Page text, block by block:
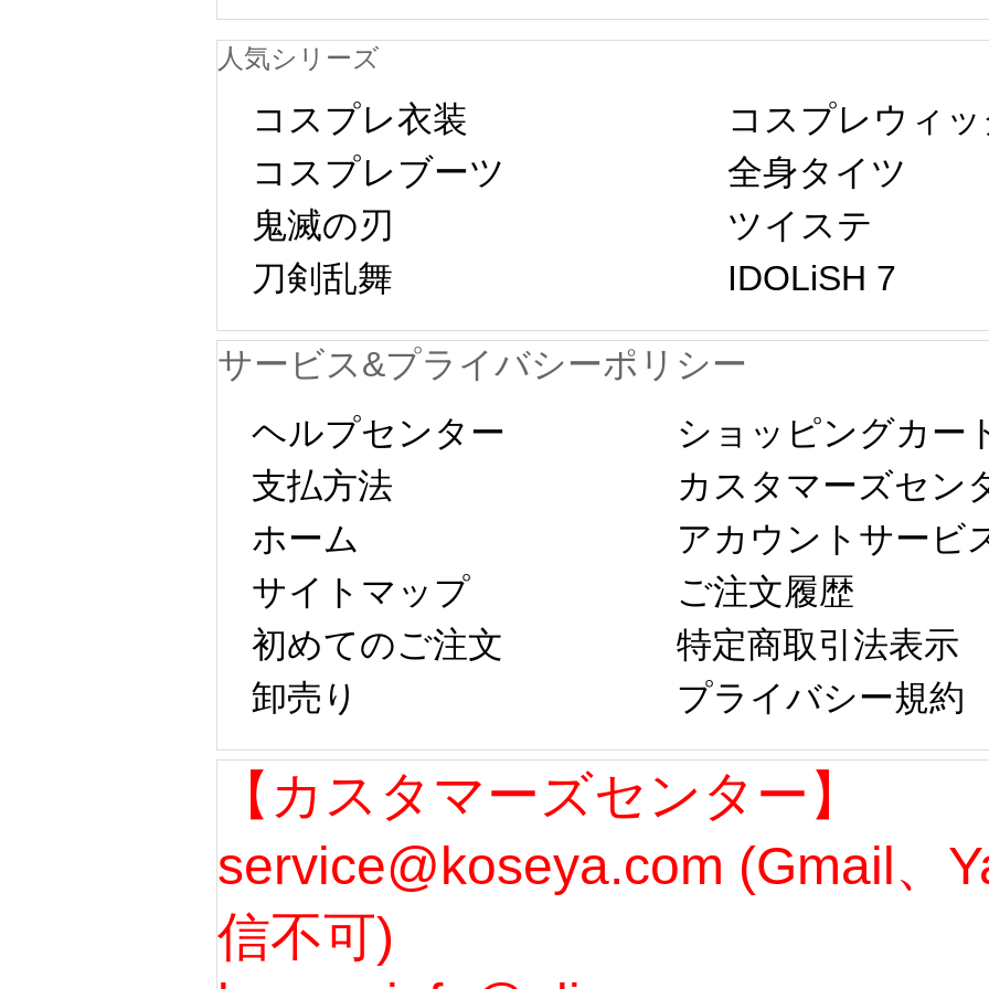
人気シリーズ
コスプレ衣装
コスプレウィ
コスプレブーツ
全身タイツ
鬼滅の刃
ツイステ
刀剣乱舞
IDOLiSH 7
サービス&プライバシーポリシー
ヘルプセンター
ショッピングカー
支払方法
カスタマーズセン
ホーム
アカウントサービ
サイトマップ
ご注文履歴
初めてのご注文
特定商取引法表示
卸売り
プライバシー規約
【カスタマーズセンター】
service@koseya.com (Gmail、
信不可)